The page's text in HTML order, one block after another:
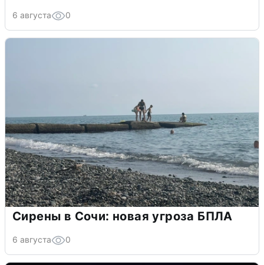
6 августа 0
Сирены в Сочи: новая угроза БПЛА
6 августа 0